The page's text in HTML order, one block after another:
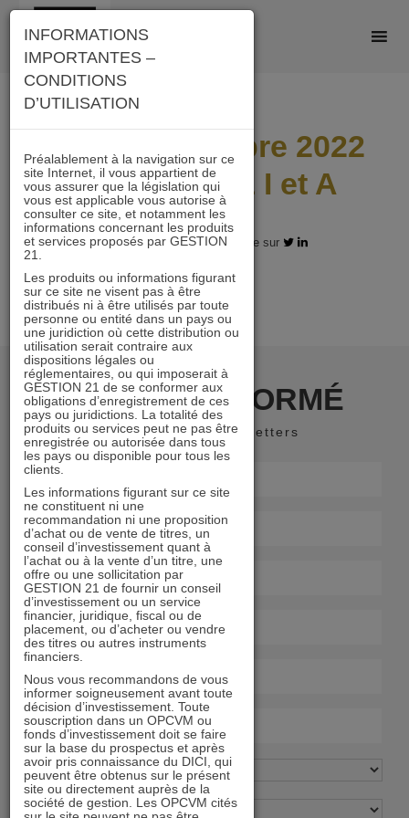
Skip
content
Lettre novembre 2022
ACTIONS 21 I et A
08.12.2022 - Partagez l'article sur
RESTER INFORMÉ
Recevoir nos newsletters
INFORMATIONS
IMPORTANTES –
CONDITIONS
D’UTILISATION
Préalablement à la navigation sur ce
site Internet, il vous appartient de
vous assurer que la législation qui
vous est applicable vous autorise à
consulter ce site, et notamment les
informations concernant les produits
et services proposés par GESTION
21.
Les produits ou informations figurant
sur ce site ne visent pas à être
distribués ni à être utilisés par toute
personne ou entité dans un pays ou
une juridiction où cette distribution ou
utilisation serait contraire aux
dispositions légales ou
réglementaires, ou qui imposerait à
GESTION 21 de se conformer aux
obligations d’enregistrement de ces
pays ou juridictions. La totalité des
produits ou services peut ne pas être
enregistrée ou autorisée dans tous
les pays ou disponible pour tous les
clients.
Les informations figurant sur ce site
ne constituent ni une
recommandation ni une proposition
d’achat ou de vente de titres, un
conseil d’investissement quant à
l’achat ou à la vente d’un titre, une
offre ou une sollicitation par
GESTION 21 de fournir un conseil
d’investissement ou un service
financier, juridique, fiscal ou de
placement, ou d’acheter ou vendre
des titres ou autres instruments
financiers.
Nous vous recommandons de vous
informer soigneusement avant toute
décision d’investissement. Toute
souscription dans un OPCVM ou
fonds d’investissement doit se faire
sur la base du prospectus et après
avoir pris connaissance du DICI, qui
peuvent être obtenus sur le présent
site ou directement auprès de la
société de gestion. Les OPCVM cités